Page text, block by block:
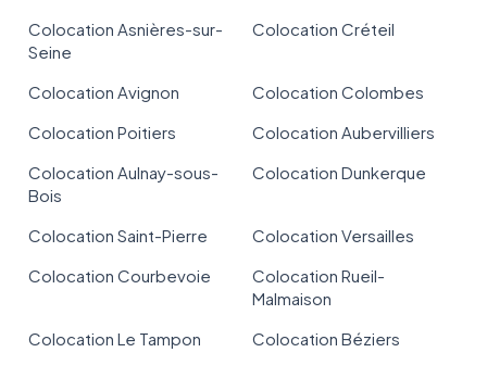
Colocation Asnières-sur-
Seine
Colocation Créteil
Colocation Avignon
Colocation Colombes
Colocation Poitiers
Colocation Aubervilliers
Colocation Aulnay-sous-
Bois
Colocation Dunkerque
Colocation Saint-Pierre
Colocation Versailles
Colocation Courbevoie
Colocation Rueil-
Malmaison
Colocation Le Tampon
Colocation Béziers